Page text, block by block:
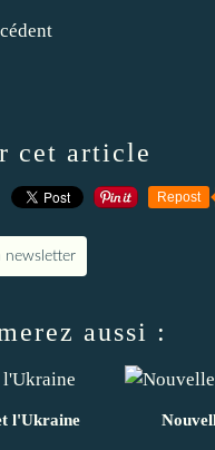
cet article
Repost
newsletter
aussi :
l'Ukraine